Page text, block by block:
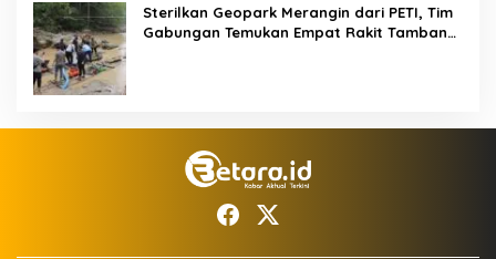
Sterilkan Geopark Merangin dari PETI, Tim
Gabungan Temukan Empat Rakit Tambang